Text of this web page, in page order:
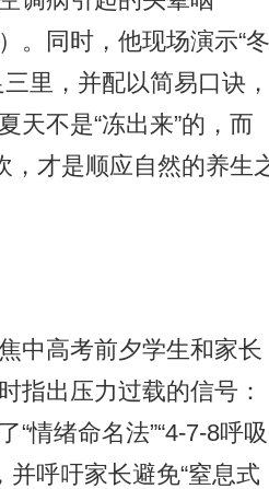
。同时，他现场演示“冬
里，并配以简易口诀，
天不是“冻出来”的，而
，才是顺应自然的养生
高考前夕学生和家长
指出压力过载的信号：
情绪命名法”“4-7-8呼吸
并呼吁家长避免“窒息式